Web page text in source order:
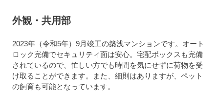
外観・共用部
2023年（令和5年）9月竣工の築浅マンションです。オート
ロック完備でセキュリティ面は安心。宅配ボックスも完備
されているので、忙しい方でも時間を気にせずに荷物を受
け取ることができます。また、細則はありますが、ペット
の飼育も可能となっています。